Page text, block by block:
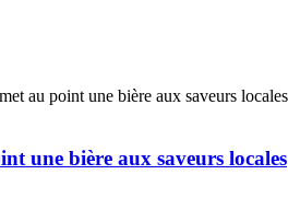
une bière aux saveurs locales